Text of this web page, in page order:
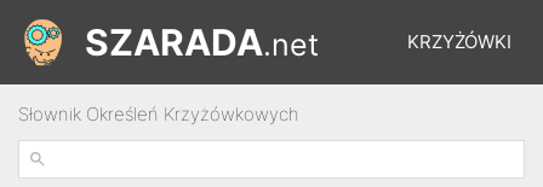
KRZYŻÓWKI
SZARADA.net
Słownik Określeń Krzyżówkowych